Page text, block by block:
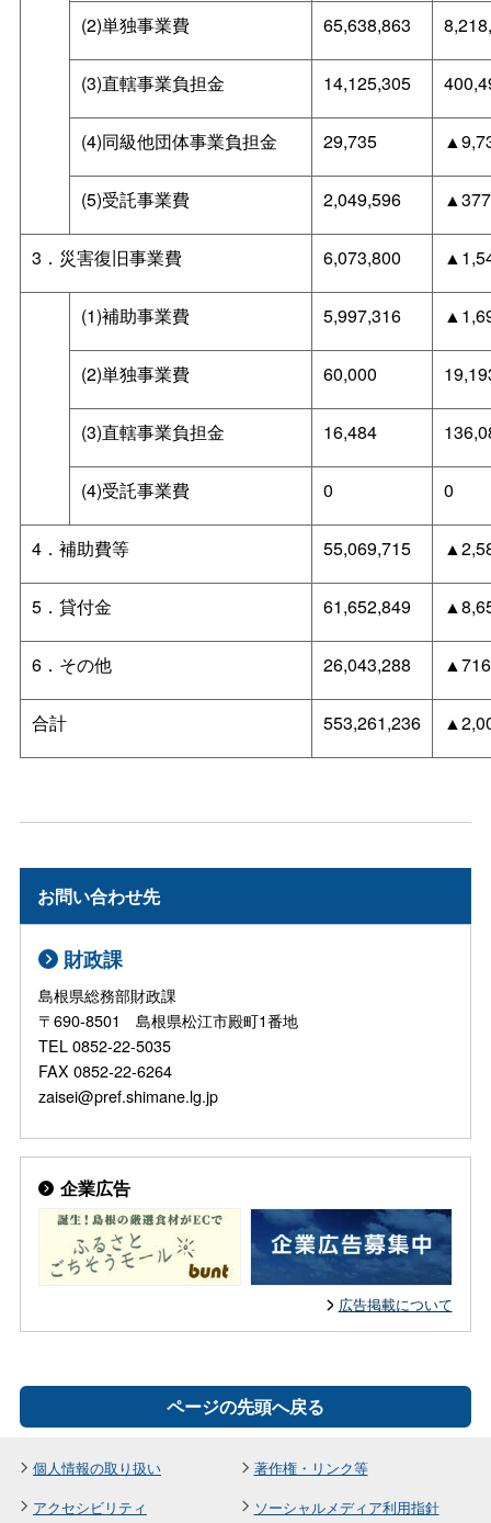
(2)単独事業費 65,638,863
(3)直轄事業負担金 14,125,305
(4)同級他団体事業負担金 29,735
(5)受託事業費 2,049,596
3．災害復旧事業費 6,073,800
(1)補助事業費 5,997,316
(2)単独事業費 60,000
(3)直轄事業負担金 16,484
(4)受託事業費 0 0
4．補助費等 55,069,715
5．貸付金 61,652,849
6．その他 26,043,288
合計 553,261,236
お問い合わせ先
財政課
島根県総務部財政課
〒690-8501 島根県松江市殿町1番地
TEL 0852-22-5035
FAX 0852-22-6264
zaisei@pref.shimane.lg.jp
企業広告
広告掲載について
ページの先頭へ戻る
個人情報の取り扱い
著作権・リンク等
アクセシビリティ
ソーシャルメディア利用指針